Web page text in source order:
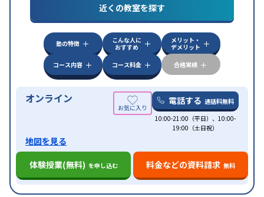
特徴
中高一貫校生に対応授業の振替可能
学習にPC・タブレットを利用オンライン対応1
科目から受講可能
近くの教室を探す
塾の特徴
こんな人に
おすすめ
メリット・
デメリット
コース内容
コース料金 合格実績
オンライン 電話する 通話料無料
10:00-21:00（平日）、10:00-
19:00（土日祝）
地図を見る
体験授業(無料) を申し込む 料金などの資料請求 無料